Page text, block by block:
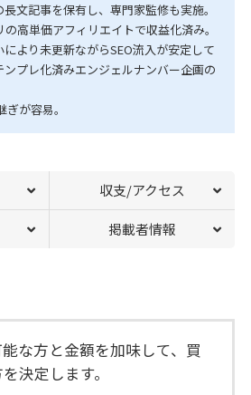
文記事を保有し、専門家監修も実施。
高単価アフィリエイトで収益化済み。
より未更新ながらSEO流入が安定して
プレ化済みエンジェルナンバー企画の
が容易。
収支/アクセス
掲載者情報
な方と金額を加味して、買
決定します。